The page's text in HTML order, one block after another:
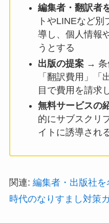
編集者・翻訳者
トやLINEなど
導し、個人情報
うとする
出版の提案→ 条
「翻訳費用」「
目で費用を請求
無料サービスの
的にサブスクリ
イトに誘導され
関連: 編集者・出版社
時代のなりすまし対策